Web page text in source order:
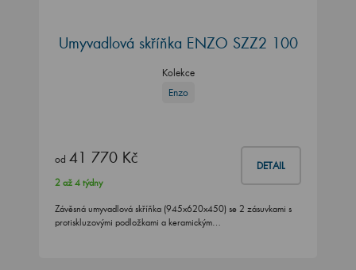
Umyvadlová skříňka ENZO SZZ2 100
Kolekce
Enzo
od 41 770 Kč DETAIL
2 až 4 týdny
Závěsná umyvadlová skříňka (945x620x450) se 2 zásuvkami s
protiskluzovými podložkami a keramickým…